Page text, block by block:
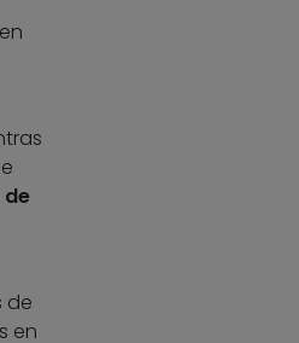
de
de
en